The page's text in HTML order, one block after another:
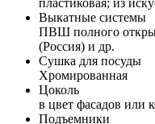
Выкатные системы
ПВШ полного
(Россия) и др.
Сушка для посуды
Хромированная
Цоколь
в цвет фасадов или
Подъемники